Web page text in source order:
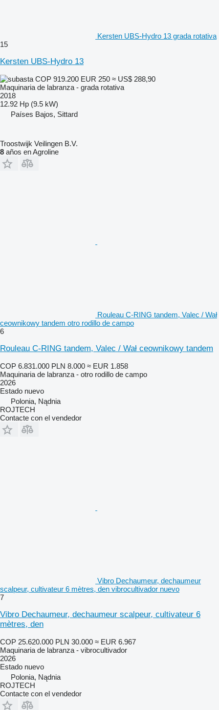
Kersten UBS-Hydro 13 grada rotativa
15
Kersten UBS-Hydro 13
COP 919.200 EUR 250 ≈ US$ 288,90
Maquinaria de labranza - grada rotativa
2018
12.92 Hp (9.5 kW)
Países Bajos, Sittard
Troostwijk Veilingen B.V.
8 años en Agroline
Rouleau C-RING tandem, Valec / Wał
ceownikowy tandem otro rodillo de campo
6
Rouleau C-RING tandem, Valec / Wał ceownikowy tandem
COP 6.831.000 PLN 8.000 ≈ EUR 1.858
Maquinaria de labranza - otro rodillo de campo
2026
Estado nuevo
Polonia, Nądnia
ROJTECH
Contacte con el vendedor
Vibro Dechaumeur, dechaumeur
scalpeur, cultivateur 6 mètres, den vibrocultivador nuevo
7
Vibro Dechaumeur, dechaumeur scalpeur, cultivateur 6
mètres, den
COP 25.620.000 PLN 30.000 ≈ EUR 6.967
Maquinaria de labranza - vibrocultivador
2026
Estado nuevo
Polonia, Nądnia
ROJTECH
Contacte con el vendedor